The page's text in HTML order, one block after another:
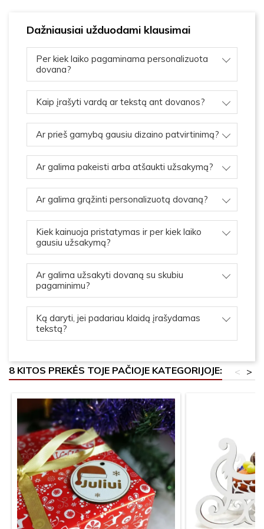
Dažniausiai užduodami klausimai
Per kiek laiko pagaminama personalizuota
dovana?
Kaip įrašyti vardą ar tekstą ant dovanos?
Ar prieš gamybą gausiu dizaino patvirtinimą?
Ar galima pakeisti arba atšaukti užsakymą?
Ar galima grąžinti personalizuotą dovaną?
Kiek kainuoja pristatymas ir per kiek laiko
gausiu užsakymą?
Ar galima užsakyti dovaną su skubiu
pagaminimu?
Ką daryti, jei padariau klaidą įrašydamas
tekstą?
8 KITOS PREKĖS TOJE PAČIOJE KATEGORIJOJE: >
<